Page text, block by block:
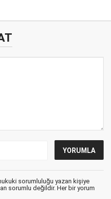
sorumluluğu yazan kişiye
sorumlu değildir. Her bir yorum